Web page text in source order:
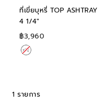
ที่เขี่ยบุหรี่ TOP ASHTRAY
4 1/4"
฿3,960
1 รายการ